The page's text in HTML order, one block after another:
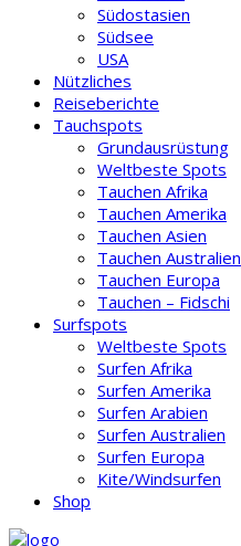
Südostasien
Südsee
USA
Nützliches
Reiseberichte
Tauchspots
Grundausrüstung
Weltbeste Spots
Tauchen Afrika
Tauchen Amerika
Tauchen Asien
Tauchen Australien
Tauchen Europa
Tauchen – Fidschi
Surfspots
Weltbeste Spots
Surfen Afrika
Surfen Amerika
Surfen Arabien
Surfen Australien
Surfen Europa
Kite/Windsurfen
Shop